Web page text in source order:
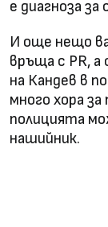
е диагноза
И още нещо
връща с PR,
на Кандев в
много хора
полицията
нашийник.